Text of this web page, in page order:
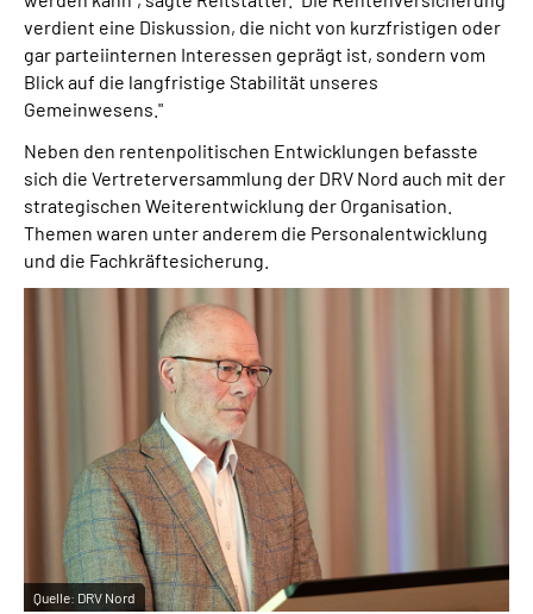
verdient eine Diskussion, die nicht von kurzfristigen oder
gar parteiinternen Interessen geprägt ist, sondern vom
Blick auf die langfristige Stabilität unseres
Gemeinwesens."
Neben den rentenpolitischen Entwicklungen befasste
sich die Vertreterversammlung der DRV Nord auch mit der
strategischen Weiterentwicklung der Organisation.
Themen waren unter anderem die Personalentwicklung
und die Fachkräftesicherung.
Quelle: DRV Nord